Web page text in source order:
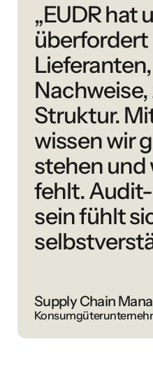
„EUDR hat
überfordert
Struktur.
wissen wir
stehen und
fehlt.
sein fühlt
Supply Chain